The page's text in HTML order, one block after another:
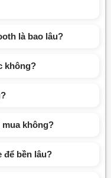
là bao lâu?
không?
không?
để bền lâu?